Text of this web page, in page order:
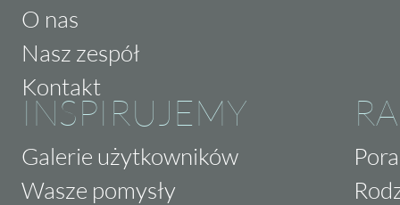
O nas
Nasz zespół
Kontakt
INSPIRUJEMY
Galerie użytkowników
Wasze pomysły